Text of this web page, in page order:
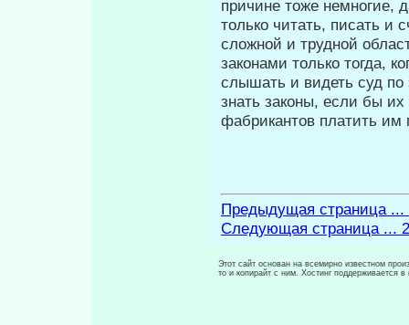
причине тоже немногие,
только читать, писать и
сложной и трудной
законами только тогда,
слышать и видеть суд
знать законы, если бы
фабрикантов платить
Предыдущая страница ...
Следующая страница ...
Этот сайт основан на всемирно известном
то и копирайт с ним. Хостинг поддерживается